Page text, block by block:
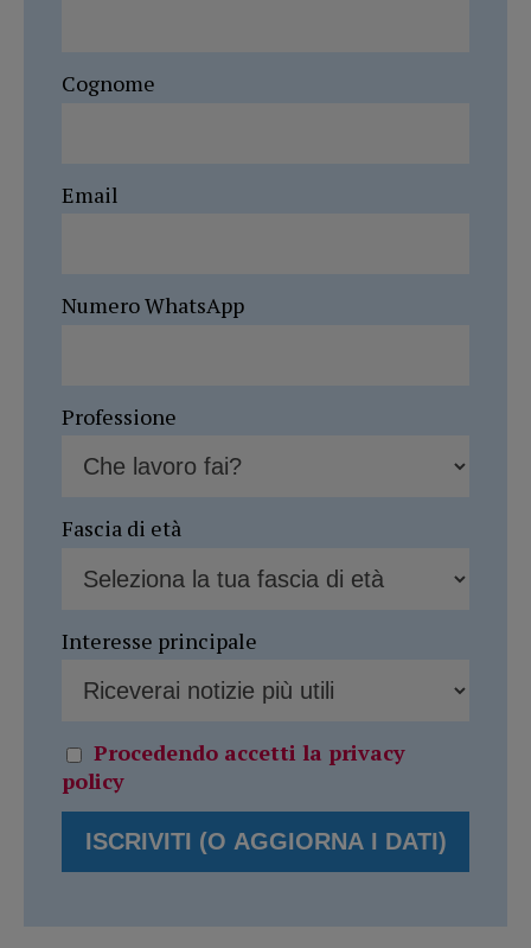
Cognome
Email
Numero WhatsApp
Professione
Fascia di età
Interesse principale
Procedendo accetti la privacy
policy